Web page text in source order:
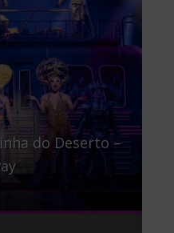
do Deserto –